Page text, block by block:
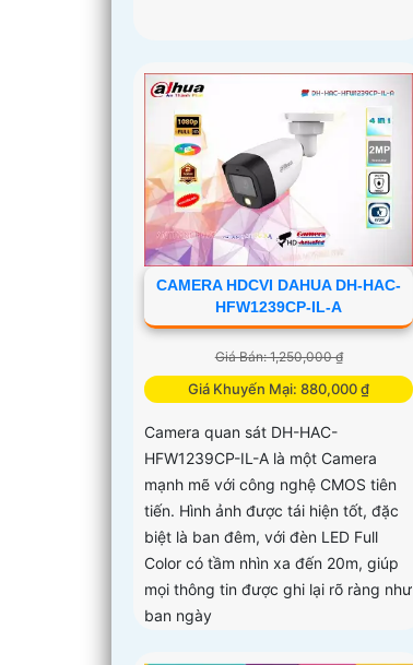
CAMERA HDCVI DAHUA DH-HAC-
HFW1239CP-IL-A
Giá Bán: 1,250,000 ₫
Giá Khuyến Mại: 880,000 ₫
Camera quan sát DH-HAC-
HFW1239CP-IL-A là một Camera
mạnh mẽ với công nghệ CMOS tiên
tiến. Hình ảnh được tái hiện tốt, đặc
biệt là ban đêm, với đèn LED Full
Color có tầm nhìn xa đến 20m, giúp
mọi thông tin được ghi lại rõ ràng như
ban ngày